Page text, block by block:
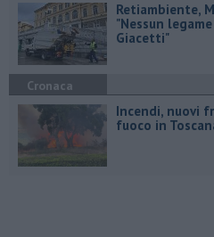
Retiambiente,
"Nessun
Giacetti"
Cronaca
Incendi, nuovi
fuoco in